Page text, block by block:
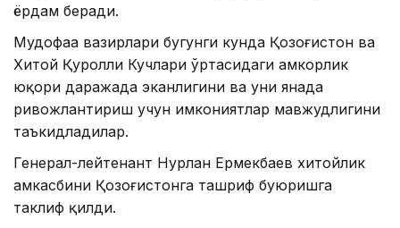
ёрдам беради.
Мудофаа вазирлари бугунги кунда Қозоғистон ва
Хитой Қуролли Кучлари ўртасидаги ҳамкорлик
юқори даражада эканлигини ва уни янада
ривожлантириш учун имкониятлар мавжудлигини
таъкидладилар.
Генерал-лейтенант Нурлан Ермекбаев хитойлик
ҳамкасбини Қозоғистонга ташриф буюришга
таклиф қилди.